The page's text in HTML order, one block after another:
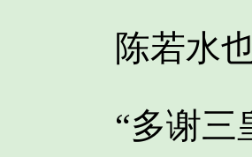
陈若水也
“多谢三皇